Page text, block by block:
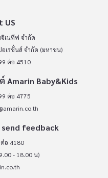
US
จิเนทีฟ จำกัด
เรชั่นส์ จำกัด (มหาชน)
ต่อ 4510
Amarin Baby&Kids
ต่อ 4775
feedback
อ 4180
- 18.00 น)